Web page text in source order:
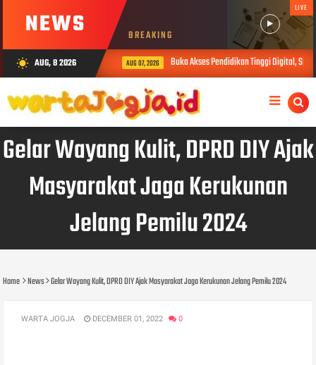
NEWS BREAKING
LIVE
wb_sunny AUG, 8 2026 AUG 07, 2026 Buka Akses Pendidikan Tinggi Digital,
Gelar Wayang Kulit, DPRD DIY Ajak
Masyarakat Jaga Kerukunan
Jelang Pemilu 2024
Home News Gelar Wayang Kulit, DPRD DIY Ajak Masyarakat Jaga Kerukunan Jelang Pemilu 2024
WARTA JOGJA DECEMBER 01, 2022 0